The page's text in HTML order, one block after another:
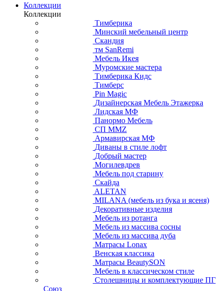
Коллекции
Коллекции
Тимберика
Минский мебельный центр
Скандия
тм SanRemi
Мебель Икея
Муромские мастера
Тимберика Кидс
Тимберс
Pin Magic
Дизайнерская Мебель Этажерка
Лидская МФ
Панормо Мебель
СП ММZ
Армавирская МФ
Диваны в стиле лофт
Добрый мастер
Могилевдрев
Мебель под старину
Скайда
ALETAN
MILANA (мебель из бука и ясеня)
Декоративные изделия
Мебель из ротанга
Мебель из массива сосны
Мебель из массива дуба
Матрасы Lonax
Венская классика
Матрасы BeautySON
Мебель в классическом стиле
Столешницы и комплектующие ПГ
Союз